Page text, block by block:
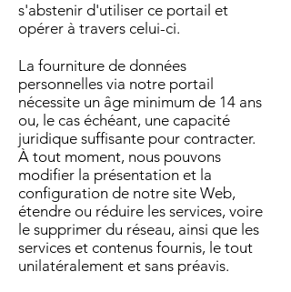
s'abstenir d'utiliser ce portail et
opérer à travers celui-ci.
La fourniture de données
personnelles via notre portail
nécessite un âge minimum de 14 ans
ou, le cas échéant, une capacité
juridique suffisante pour contracter.
À tout moment, nous pouvons
modifier la présentation et la
configuration de notre site Web,
étendre ou réduire les services, voire
le supprimer du réseau, ainsi que les
services et contenus fournis, le tout
unilatéralement et sans préavis.